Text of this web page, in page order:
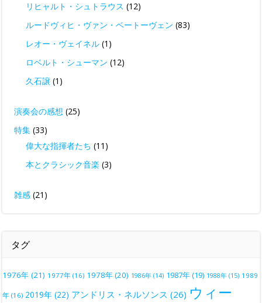
リヒャルト・シュトラウス (12)
ルードヴィヒ・ヴァン・ベートーヴェン (83)
レオー・ヴェイネル (1)
ロベルト・シューマン (12)
久石譲 (1)
演奏会の感想 (25)
特集 (33)
偉大な指揮者たち (11)
本とクラシック音楽 (3)
雑感 (21)
タグ
1976年 (21) 1977年 (16) 1978年(20) 1986年 (14) 1987年(19) 1988年 (15) 1989
年 (16) 2019年 (22) アンドリス・ネルソンス (26) ウィー